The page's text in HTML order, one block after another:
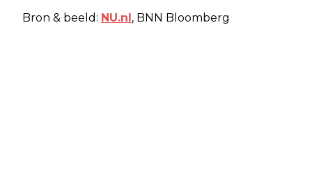
Bron & beeld: NU.nl, BNN Bloomberg